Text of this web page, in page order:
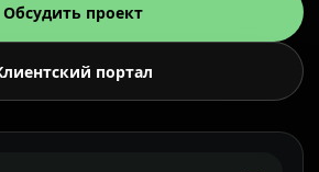
Обсудить проект
портал